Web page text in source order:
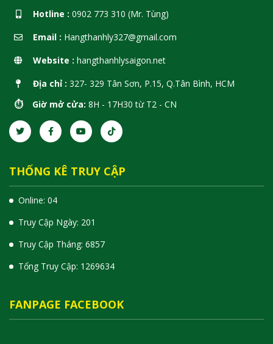
Hotline : 0902 773 310 (Mr. Tùng)
Email : Hangthanhly327@gmail.com
Website : hangthanhlysaigon.net
Địa chỉ : 327- 329 Tân Sơn, P.15, Q.Tân Bình, HCM
⏱️ Giờ mở cửa: 8H - 17H30 từ T2 - CN
THỐNG KÊ TRUY CẬP
Online: 04
Truy Cập Ngày: 201
Truy Cập Tháng: 6857
Tổng Truy Cập: 1 269634
FANPAGE FACEBOOK